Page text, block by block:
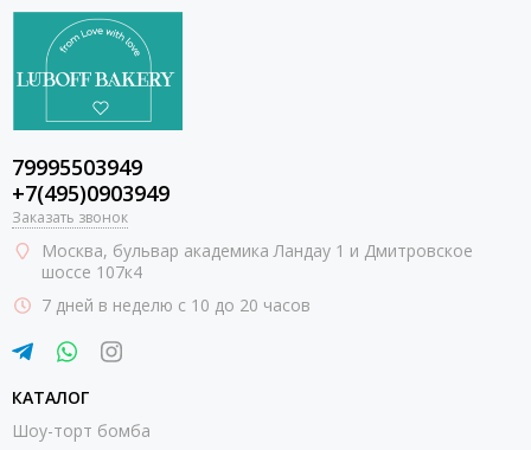
79995503949
+7(495)0903949
Заказать звонок
Москва, бульвар академика Ландау 1 и Дмитровское
шоссе 107к4
7 дней в неделю с 10 до 20 часов
КАТАЛОГ
Шоу-торт бомба